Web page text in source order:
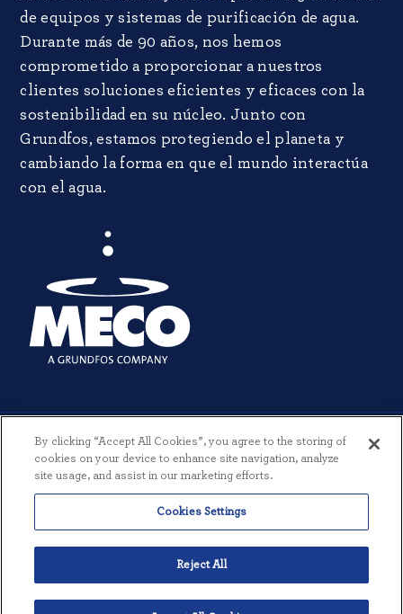
de equipos y sistemas de purificación de agua.
Durante más de 90 años, nos hemos
comprometido a proporcionar a nuestros
clientes soluciones eficientes y eficaces con la
sostenibilidad en su núcleo. Junto con
Grundfos, estamos protegiendo el planeta y
cambiando la forma en que el mundo interactúa
con el agua.
© 2026 MECO INCORPORATED. TODOS LOS DERECHOS RESERVADOS.
TÉRMINOS Y CONDICIONES | POLÍTICA DE PRIVACIDAD
CREADO POR THREESIXTYEIGHT
By clicking “Accept All Cookies”, you agree to the storing of
cookies on your device to enhance site navigation, analyze
site usage, and assist in our marketing efforts.
Cookies Settings
Reject All